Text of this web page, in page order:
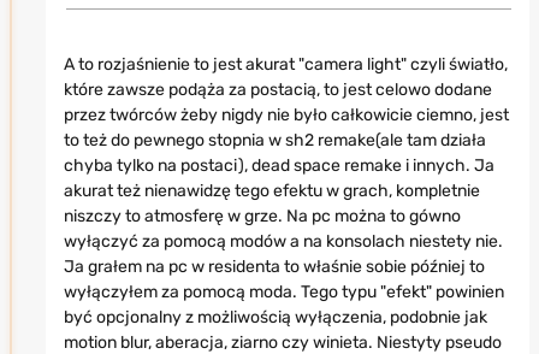
A to rozjaśnienie to jest akurat "camera light" czyli światło,
które zawsze podąża za postacią, to jest celowo dodane
przez twórców żeby nigdy nie było całkowicie ciemno, jest
to też do pewnego stopnia w sh2 remake(ale tam działa
chyba tylko na postaci), dead space remake i innych. Ja
akurat też nienawidzę tego efektu w grach, kompletnie
niszczy to atmosferę w grze. Na pc można to gówno
wyłączyć za pomocą modów a na konsolach niestety nie.
Ja grałem na pc w residenta to właśnie sobie później to
wyłączyłem za pomocą moda. Tego typu "efekt" powinien
być opcjonalny z możliwością wyłączenia, podobnie jak
motion blur, aberacja, ziarno czy winieta. Niestyty pseudo